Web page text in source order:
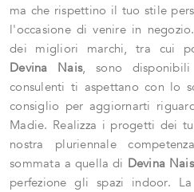
ma che rispettino il tuo stile
l'occasione di venire in
dei migliori marchi, tra cui
Devina Nais, sono
consulenti ti aspettano con lo
consiglio per aggiornarti
Madie. Realizza i progetti dei
nostra pluriennale
sommata a quella di Devina Nais
perfezione gli spazi indoor.